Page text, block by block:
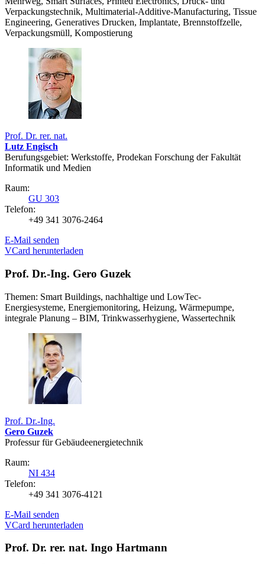
Verpackungstechnik, Multimaterial-Additive-Manufacturing, Tissue
Engineering, Generatives Drucken, Implantate, Brennstoffzelle,
Verpackungsmüll, Kompostierung
Prof. Dr. rer. nat.
Lutz Engisch
Berufungsgebiet: Werkstoffe, Prodekan Forschung der Fakultät
Informatik und Medien
Raum:
GU 303
Telefon:
+49 341 3076-2464
E-Mail senden
VCard herunterladen
Prof. Dr.-Ing. Gero Guzek
Themen: Smart Buildings, nachhaltige und LowTec-
Energiesysteme, Energiemonitoring, Heizung, Wärmepumpe,
integrale Planung – BIM, Trinkwasserhygiene, Wassertechnik
Prof. Dr.-Ing.
Gero Guzek
Professur für Gebäudeenergietechnik
Raum:
NI 434
Telefon:
+49 341 3076-4121
E-Mail senden
VCard herunterladen
Prof. Dr. rer. nat. Ingo Hartmann